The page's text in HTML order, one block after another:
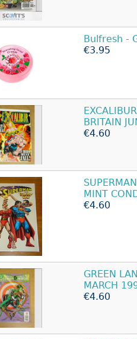
Bulfresh -
€3.95
EXCALIBUR
BRITAIN
€4.60
SUPERMAN
MINT
€4.60
GREEN
MARCH
€4.60